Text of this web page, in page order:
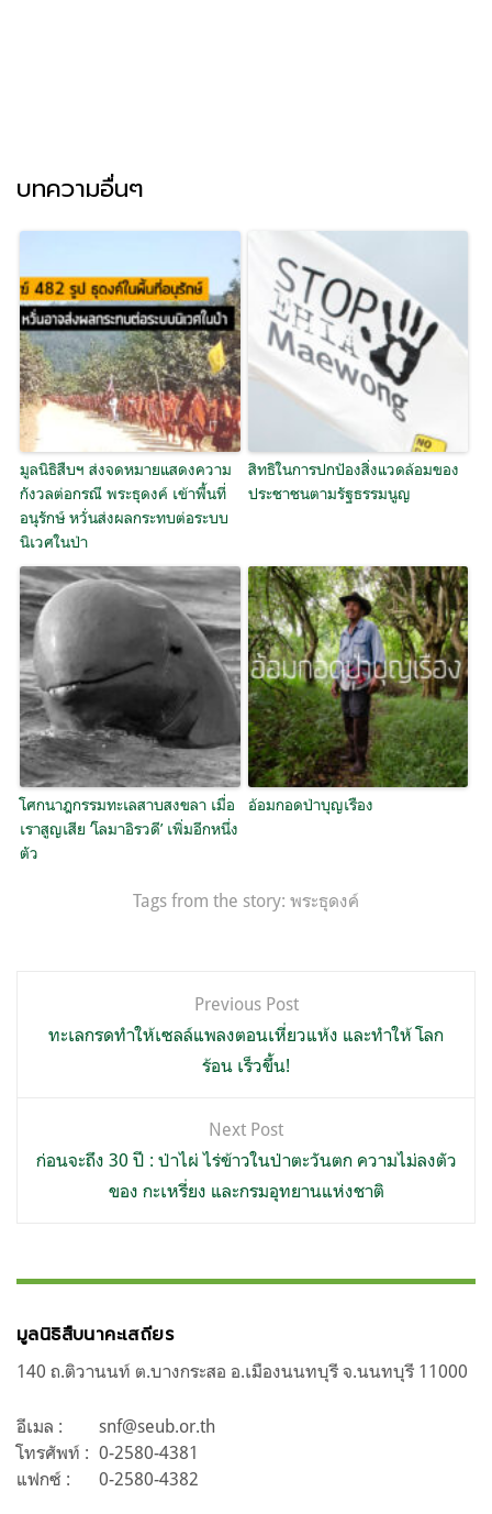
บทความอื่นๆ
มูลนิธิสืบฯ ส่งจดหมายแสดงความ
กังวลต่อกรณี พระธุดงค์ เข้าพื้นที่
อนุรักษ์ หวั่นส่งผลกระทบต่อระบบ
นิเวศในป่า
สิทธิในการปกป้องสิ่งแวดล้อมของ
ประชาชนตามรัฐธรรมนูญ
โศกนาฎกรรมทะเลสาบสงขลา เมื่อ
เราสูญเสีย ‘โลมาอิรวดี’ เพิ่มอีกหนึ่ง
ตัว
อ้อมกอดป่าบุญเรือง
Tags from the story: พระธุดงค์
เรื่อง
Previous Post
ทะเลกรดทำให้เซลล์แพลงตอนเหี่ยวแห้ง และทำให้ โลก
ร้อน เร็วขึ้น!
Next Post
ก่อนจะถึง 30 ปี : ป่าไผ่ ไร่ข้าวในป่าตะวันตก ความไม่ลงตัว
ของ กะเหรี่ยง และกรมอุทยานแห่งชาติ
มูลนิธิสืบนาคะเสถียร
140 ถ.ติวานนท์ ต.บางกระสอ อ.เมืองนนทบุรี จ.นนทบุรี 11000
อีเมล :
snf@seub.or.th
โทรศัพท์ : 0-2580-4381
แฟกซ์ :
0-2580-4382